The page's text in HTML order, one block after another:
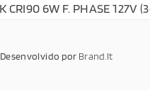
CRI90 6W F. PHASE 127V
por Brand.It